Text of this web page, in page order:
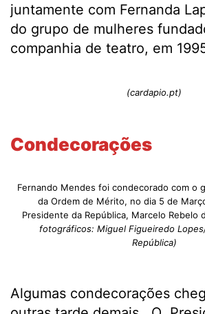
juntamente com Fernanda
do grupo de mulheres
companhia de teatro, em
(cardapio.pt)
Condecorações
Fernando Mendes foi condecorado com o
da Ordem de Mérito, no dia 5 de
Presidente da República, Marcelo Rebelo
fotográficos: Miguel Figueiredo
República)
Algumas condecorações